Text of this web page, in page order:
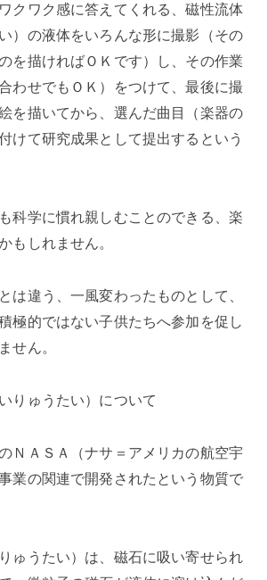
クワク感に答えてくれる、磁性流体
）の液体をいろんな形に撮影（その
を描ければＯＫです）し、その作業
わせでもＯＫ）をつけて、最後に撮
を描いてから、選んだ曲目（楽器の
けて研究成果として提出するという
科学に慣れ親しむことのできる、楽
もしれません。
は違う、一風変わったものとして、
極的ではない子供たちへ参加を促し
せん。
りゅうたい）について
ＮＡＳＡ（ナサ＝アメリカの航空宇
業の関連で開発されたという物質で
ゅうたい）は、磁石に吸い寄せられ